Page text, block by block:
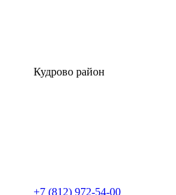
Кудрово район
+7 (812) 972-54-00